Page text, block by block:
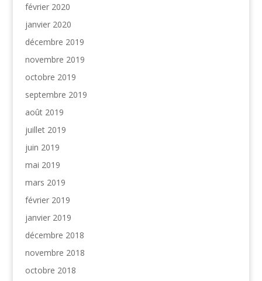
février 2020
janvier 2020
décembre 2019
novembre 2019
octobre 2019
septembre 2019
août 2019
juillet 2019
juin 2019
mai 2019
mars 2019
février 2019
janvier 2019
décembre 2018
novembre 2018
octobre 2018